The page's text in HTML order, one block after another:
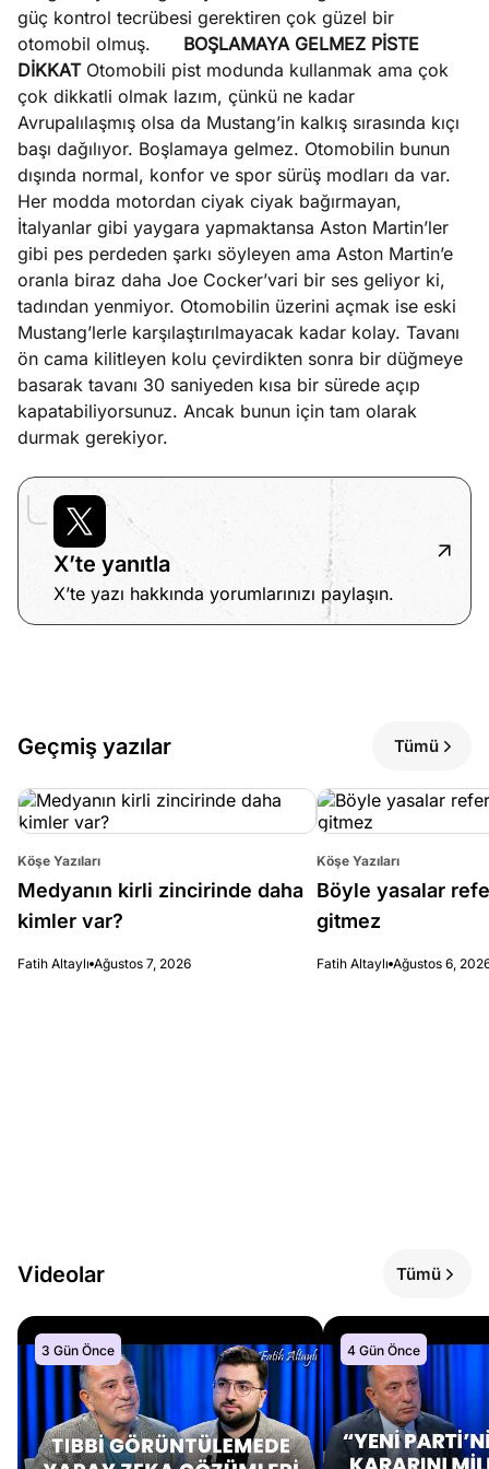
güç kontrol tecrübesi gerektiren çok güzel bir
otomobil olmuş.
BOŞLAMAYA GELMEZ PİSTE
DİKKATOtomobili pist modunda kullanmak ama çok
çok dikkatli olmak lazım, çünkü ne kadar
Avrupalılaşmış olsa da Mustang’in kalkış sırasında kıçı
başı dağılıyor. Boşlamaya gelmez. Otomobilin bunun
dışında normal, konfor ve spor sürüş modları da var.
Her modda motordan ciyak ciyak bağırmayan,
İtalyanlar gibi yaygara yapmaktansa Aston Martin’ler
gibi pes perdeden şarkı söyleyen ama Aston Martin’e
oranla biraz daha Joe Cocker’vari bir ses geliyor ki,
tadından yenmiyor. Otomobilin üzerini açmak ise eski
Mustang’lerle karşılaştırılmayacak kadar kolay. Tavanı
ön cama kilitleyen kolu çevirdikten sonra bir düğmeye
basarak tavanı 30 saniyeden kısa bir sürede açıp
kapatabiliyorsunuz. Ancak bunun için tam olarak
durmak gerekiyor.
X’te yanıtla
X’te yazı hakkında yorumlarınızı paylaşın.
Geçmiş yazılar Tümü
Köşe Yazıları
Medyanın kirli zincirinde daha
kimler var?
Fatih Altaylı Ağustos 7, 2026
Köşe Yazıları
Böyle yasalar
gitmez
Fatih Altaylı Ağustos 6,
Videolar Tümü
3 Gün Önce 4 Gün Önce